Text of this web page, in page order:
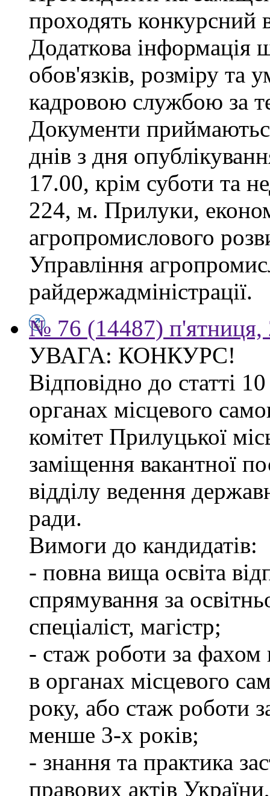
проходять конкурсний
Додаткова інформація
обов'язків, розміру та
кадровою службою за
Документи
днів з дня
17.00, крім суботи та
224, м. Прилуки,
агропромислового
Управління
райдержадміністрації.
№ 76 (14487) п'ятниця,
УВАГА: КОНКУРС!
Відповідно до статті
органах місцевого
комітет Прилуцької
заміщення вакантної
відділу ведення
ради.
Вимоги до кандидатів:
- повна вища освіта
спрямування за
спеціаліст, магістр;
- стаж роботи за фахом
в органах місцевого
року, або стаж роботи
менше 3-х років;
- знання та практика
правових актів